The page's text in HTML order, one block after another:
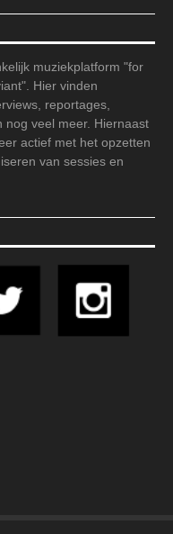
muziekplatform "for
Hier vinden
reportages,
veel meer. Hiernaast
actief met het opzetten
van sessies en